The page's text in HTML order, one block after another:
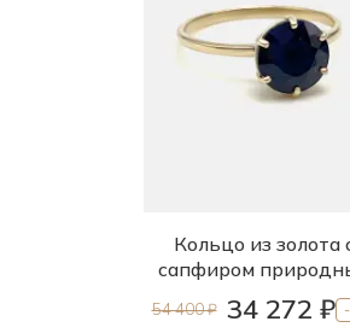
Кольцо из золота
сапфиром
54 400 ₽ 34 272 ₽